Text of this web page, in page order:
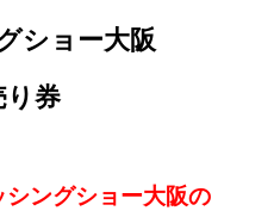
ショー大阪
り券
シングショー大阪の